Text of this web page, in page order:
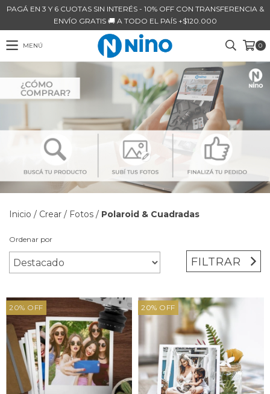
PAGÁ EN 3 Y 6 CUOTAS SIN INTERÉS - 10% OFF CON TRANSFERENCIA &
ENVÍO GRATIS 🚚 A TODO EL PAÍS +$120.000
MENÚ 0
Inicio / Crear / Fotos / Polaroid & Cuadradas
Ordenar por
FILTRAR
20% OFF 20% OFF